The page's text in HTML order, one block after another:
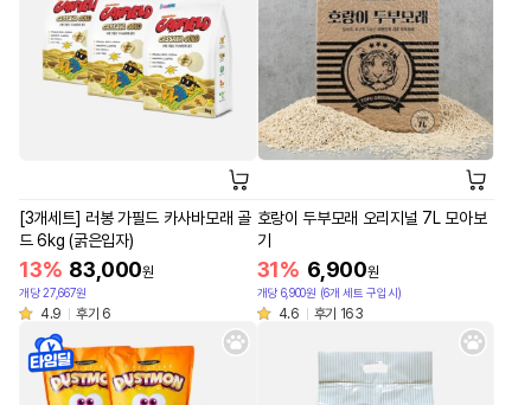
[3개세트] 러봉 가필드 카사바모래 골
드 6kg (굵은입자)
13% 83,000원
개당 27,667원
4.9 후기 6
호랑이 두부모래 오리지널 7L 모아보
기
31% 6,900원
개당 6,900원 (6개 세트 구입시)
4.6 후기 163